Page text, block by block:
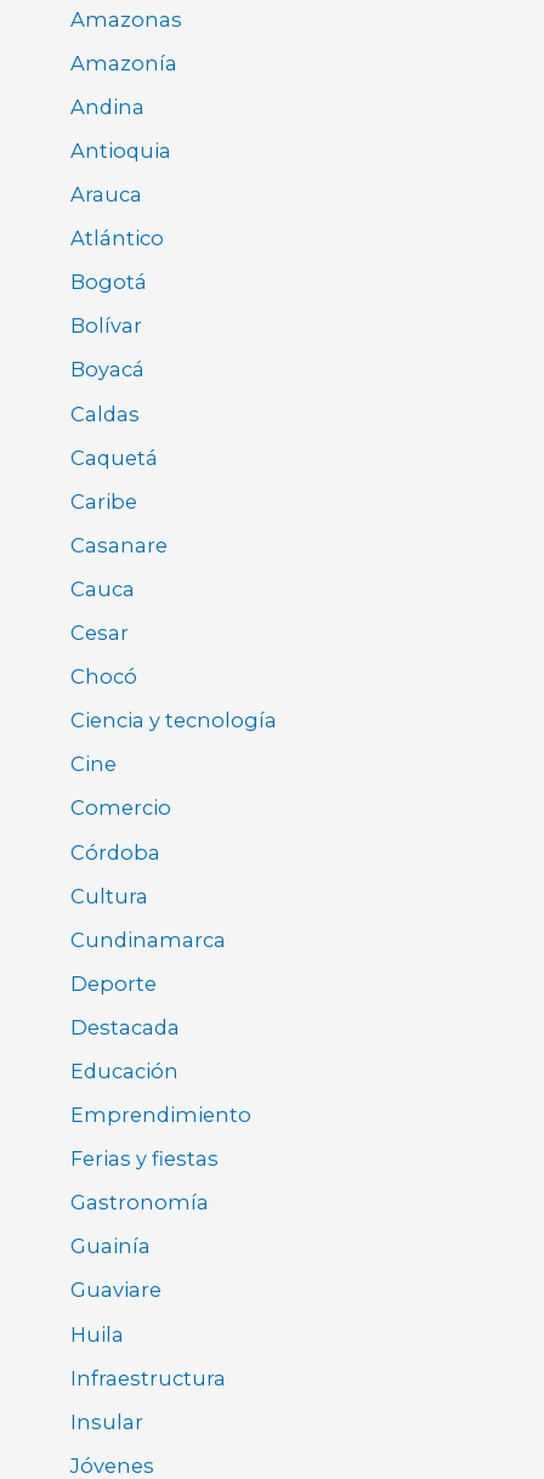
Amazonas
Amazonía
Andina
Antioquia
Arauca
Atlántico
Bogotá
Bolívar
Boyacá
Caldas
Caquetá
Caribe
Casanare
Cauca
Cesar
Chocó
Ciencia y tecnología
Cine
Comercio
Córdoba
Cultura
Cundinamarca
Deporte
Destacada
Educación
Emprendimiento
Ferias y fiestas
Gastronomía
Guainía
Guaviare
Huila
Infraestructura
Insular
Jóvenes